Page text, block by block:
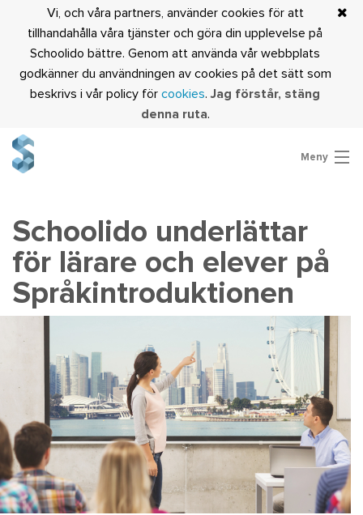
Vi, och våra partners, använder cookies för att
tillhandahålla våra tjänster och göra din upplevelse på
Schoolido bättre. Genom att använda vår webbplats
godkänner du användningen av cookies på det sätt som
beskrivs i vår policy för cookies. Jag förstår, stäng
denna ruta.
Meny
Schoolido underlättar
för lärare och elever på
Språkintroduktionen